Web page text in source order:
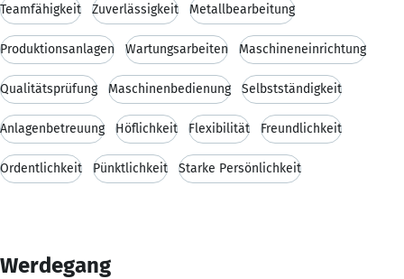
Teamfähigkeit Zuverlässigkeit Metallbearbeitung
Produktionsanlagen Wartungsarbeiten Maschineneinrichtung
Qualitätsprüfung Maschinenbedienung Selbstständigkeit
Anlagenbetreuung Höflichkeit Flexibilität Freundlichkeit
Ordentlichkeit Pünktlichkeit Starke Persönlichkeit
Werdegang